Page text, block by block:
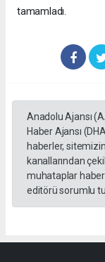
tamamladı.
Anadolu Ajansı
Haber Ajansı
haberler,
kanallarından
muhataplar
editörü sorumlu